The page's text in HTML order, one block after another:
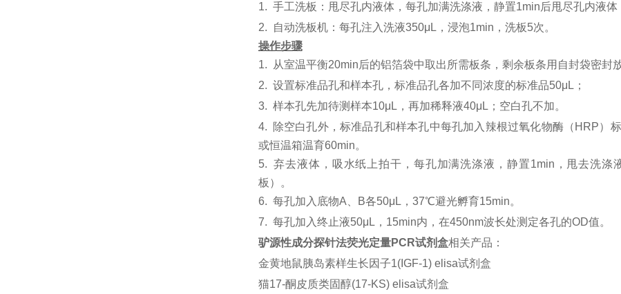
1. 手工洗板：甩尽孔内液体，每孔加满洗涤液，静置1min后甩尽孔内液体
2.
自动洗板机：每孔注入洗液350μL，浸泡1min，洗板5次。
操作步骤
1.
从室温平衡20min后的铝箔袋中取出所需板条，剩余板条用自封袋密封
2. 设置标准品孔和样本孔，标准品孔各加不同浓度的标准品50μL；
3. 样本孔先加待测样本10μL，再加稀释液40μL；空白孔不加。
4.
除空白孔外，标准品孔和样本孔中每孔加入辣根过氧化物酶（ HRP）
或恒温箱温育60min。
5.
弃去液体，吸水纸上拍干，每孔加满洗涤液，静置1min，甩去洗涤
板）。
6. 每孔加入底物A、B各50μL，37℃避光孵育15min。
7. 每孔加入终止液50μL，15min内，在450nm波长处测定各孔的OD值。
驴源性成分探针法荧光定量PCR试剂盒相关产品：
金黄地鼠胰岛素样生长因子1(IGF-1) elisa试剂盒
猫17-酮皮质类固醇(17-KS) elisa试剂盒